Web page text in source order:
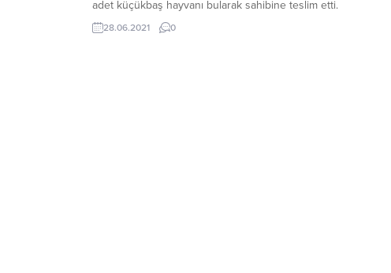
adet küçükbaş hayvanı bularak sahibine teslim etti.
28.06.2021 0